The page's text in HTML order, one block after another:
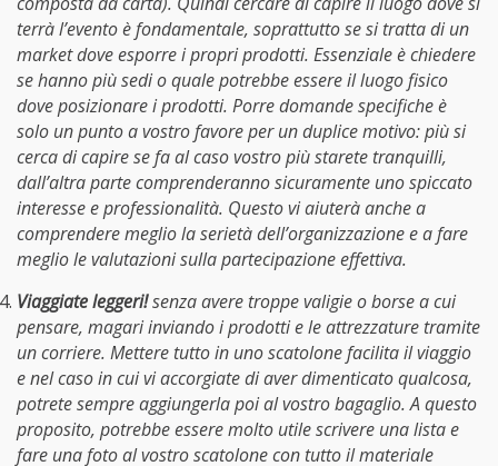
terrà l’evento è fondamentale, soprattutto se si tratta di un
market dove esporre i propri prodotti. Essenziale è chiedere
se hanno più sedi o quale potrebbe essere il luogo fisico
dove posizionare i prodotti. Porre domande specifiche è
solo un punto a vostro favore per un duplice motivo: più si
cerca di capire se fa al caso vostro più starete tranquilli,
dall’altra parte comprenderanno sicuramente uno spiccato
interesse e professionalità. Questo vi aiuterà anche a
comprendere meglio la serietà dell’organizzazione e a fare
meglio le valutazioni sulla partecipazione effettiva.
Viaggiate leggeri!senza avere troppe valigie o borse a cui
pensare, magari inviando i prodotti e le attrezzature tramite
un corriere. Mettere tutto in uno scatolone facilita il viaggio
e nel caso in cui vi accorgiate di aver dimenticato qualcosa,
potrete sempre aggiungerla poi al vostro bagaglio. A questo
proposito, potrebbe essere molto utile scrivere una lista e
fare una foto al vostro scatolone con tutto il materiale